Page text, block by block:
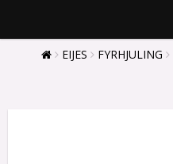
EIJES FYRHJULING